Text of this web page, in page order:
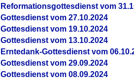
Reformationsgottesdienst vom
Gottesdienst vom 27.10.2024
Gottesdienst vom 19.10.2024
Gottesdienst vom 13.10.2024
Erntedank-Gottesdienst vom
Gottesdienst vom 29.09.2024
Gottesdienst vom 08.09.2024